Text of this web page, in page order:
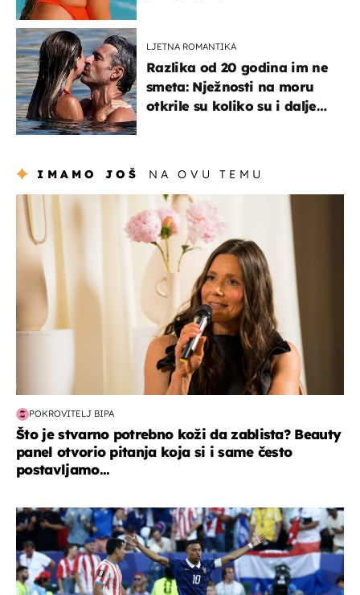
LJETNA ROMANTIKA
Razlika od 20 godina im ne
smeta: Nježnosti na moru
otkrile su koliko su i dalje
IMAMO JOŠ NA OVU TEMU
moda & ljepota
POKROVITELJ BIPA
Što je stvarno potrebno koži da zablista? Beauty
panel otvorio pitanja koja si i same često
postavljamo...
svjetsko prvenstvo 2026